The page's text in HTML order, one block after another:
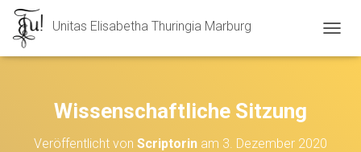
Unitas Elisabetha Thuringia Marburg
A
Wissenschaftliche Sitzung
Veröffentlicht von Scriptorin am 3. Dezember 2020